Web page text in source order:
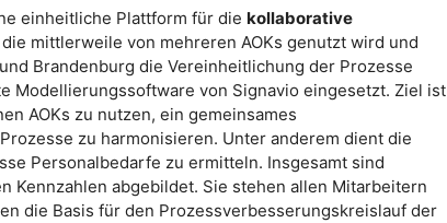
einheitliche Plattform für die kollaborative
mittlerweile von mehreren AOKs genutzt wird und
Brandenburg die Vereinheitlichung der Prozesse
Modellierungssoftware von Signavio eingesetzt. Ziel ist
AOKs zu nutzen, ein gemeinsames
zu harmonisieren. Unter anderem dient die
Personalbedarfe zu ermitteln. Insgesamt sind
Kennzahlen abgebildet. Sie stehen allen Mitarbeitern
die Basis für den Prozessverbesserungskreislauf der